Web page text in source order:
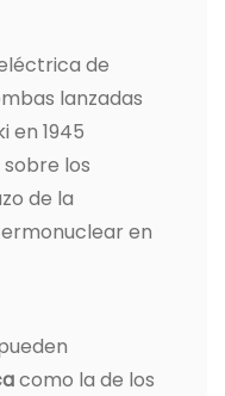
de
lanzadas
en 1945
los
de la
en
como la de los